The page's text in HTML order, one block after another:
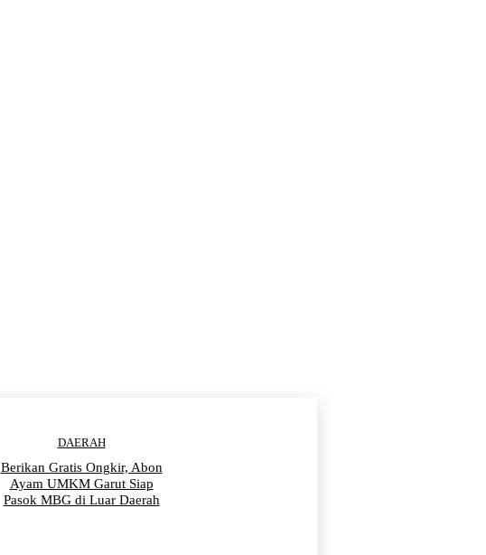
DAERAH
Berikan Gratis Ongkir, Abon
Ayam UMKM Garut Siap
Pasok MBG di Luar Daerah